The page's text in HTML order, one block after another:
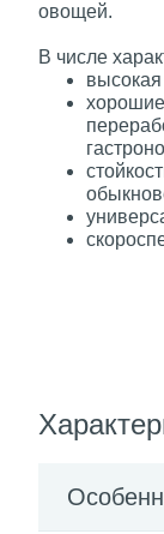
овощей.
В числе
хорошие